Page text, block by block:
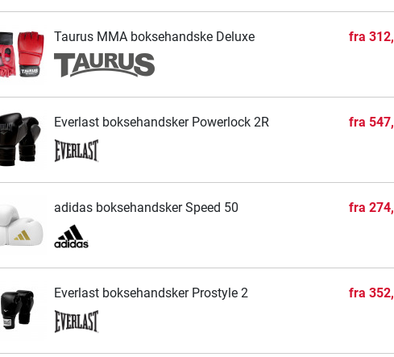
Taurus MMA boksehandske Deluxe fra312,
Everlast boksehandsker Powerlock 2R fra 547,
adidas boksehandsker Speed 50 fra274,
Everlast boksehandsker Prostyle 2 fra352,